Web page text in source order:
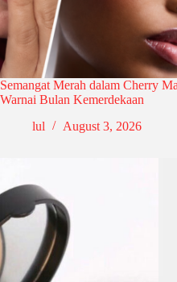
Semangat Merah dalam Cherry
Warnai Bulan Kemerdekaan
lul
August 3, 2026